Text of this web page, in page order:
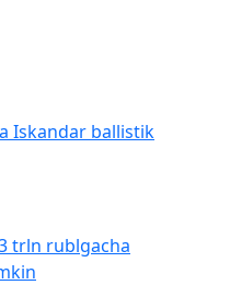
Iskandar ballistik
trln rublgacha